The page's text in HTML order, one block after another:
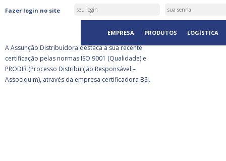
Fazer login no site
EMPRESA PRODUTOS LOGÍSTICA
ASSUNÇÃO DISTRIBUIDORA É
CERTIFICADA PELA BSI
A Assunção Distribuidora destaca a sua recente
certificação pelas normas ISO 9001 (Qualidade) e
PRODIR (Processo Distribuição Responsável –
Associquim), através da empresa certificadora BSI.